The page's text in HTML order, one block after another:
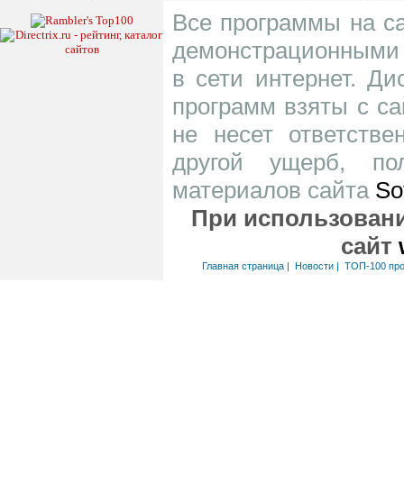
Все программы на
в сети интернет.
программ взяты с
не несет
другой ущерб,
материалов сайта
При
сайт
Главная страница| Новости| ТОП-100